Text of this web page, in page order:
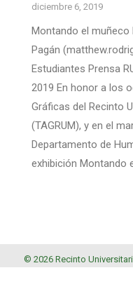
diciembre 6, 2019
Montando el muñeco
Pagán
Estudiantes Prensa
2019 En honor a los
Gráficas del Recinto
(TAGRUM), y en el
Departamento de
exhibición Montando
© 2026 Recinto